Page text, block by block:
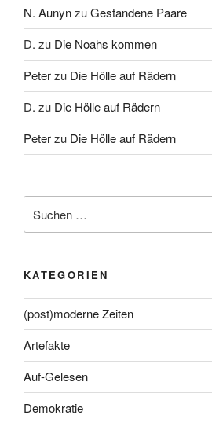
N. AunynzuGestandene Paare
D. zu Die Noahs kommen
Peterzu Die Hölle auf Rädern
D. zu Die Hölle auf Rädern
Peterzu Die Hölle auf Rädern
nach:
KATEGORIEN
(post)moderne Zeiten
Artefakte
Auf-Gelesen
Demokratie